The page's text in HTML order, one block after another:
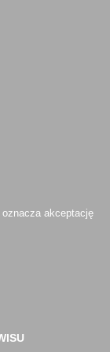
akceptację